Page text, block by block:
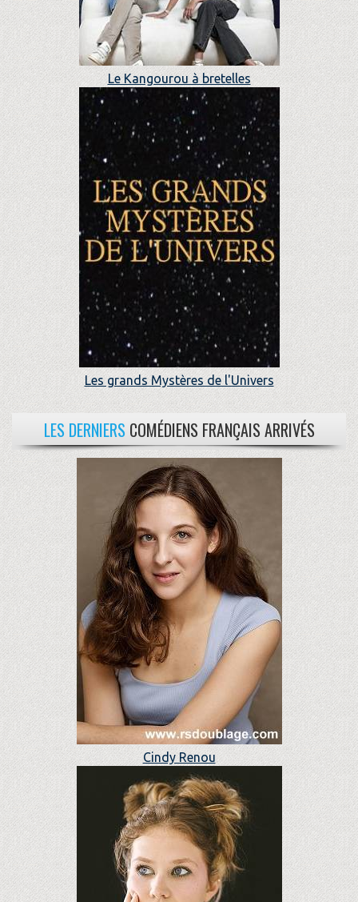
Le Kangourou à bretelles
Les grands Mystères de l'Univers
LES DERNIERS COMÉDIENS FRANÇAIS ARRIVÉS
Cindy Renou